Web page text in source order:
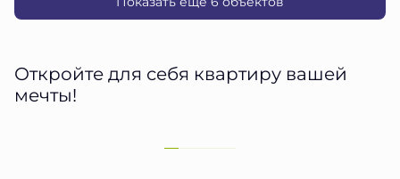
Откройте для себя квартиру вашей
мечты!